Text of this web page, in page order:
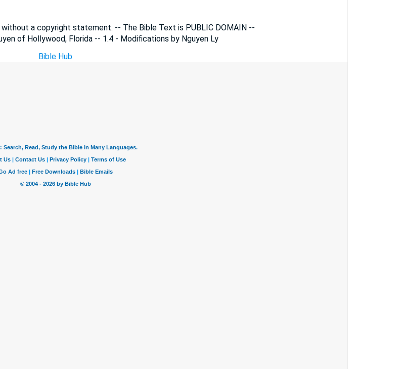
a copyright statement. -- The Bible Text is PUBLIC DOMAIN --
of Hollywood, Florida -- 1.4 - Modifications by Nguyen Ly
Bible Hub